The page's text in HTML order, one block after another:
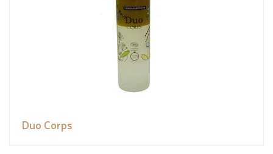
Duo Corps